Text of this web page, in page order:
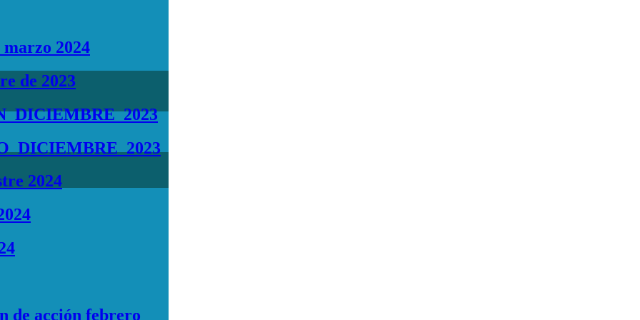
2024
de 2023
2024
de acción febrero